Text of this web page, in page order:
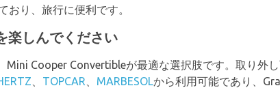
おり、旅行に便利です。
しんでください
Mini Cooper Convertibleが最適な選択肢です。取り外
TOPCAR MARBESOLから利用可能であり、